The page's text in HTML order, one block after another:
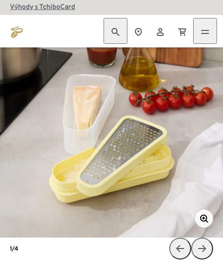
Výhody s TchiboCard
1/4